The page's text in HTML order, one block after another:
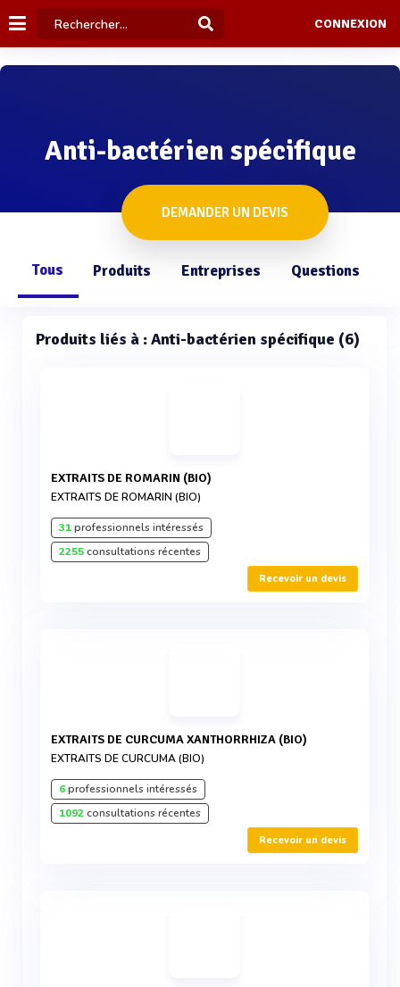
CONNEXION
Anti-bactérien spécifique
DEMANDER UN DEVIS
Tous Produits Entreprises Questions
Produits liés à : Anti-bactérien spécifique (6)
EXTRAITS DE ROMARIN (BIO)
EXTRAITS DE ROMARIN (BIO)
31professionnels intéressés
2255consultations récentes
Recevoir un devis
EXTRAITS DE CURCUMA XANTHORRHIZA (BIO)
EXTRAITS DE CURCUMA (BIO)
6professionnels intéressés
1092consultations récentes
Recevoir un devis